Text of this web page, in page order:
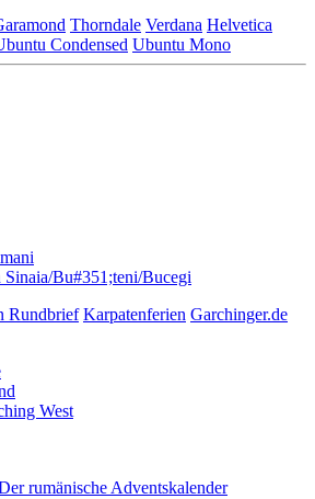
Thorndale Verdana Helvetica
Condensed Ubuntu Mono
Bu#351;teni/Bucegi
Rundbrief Karpatenferien Garchinger.de
West
rumänische Adventskalender